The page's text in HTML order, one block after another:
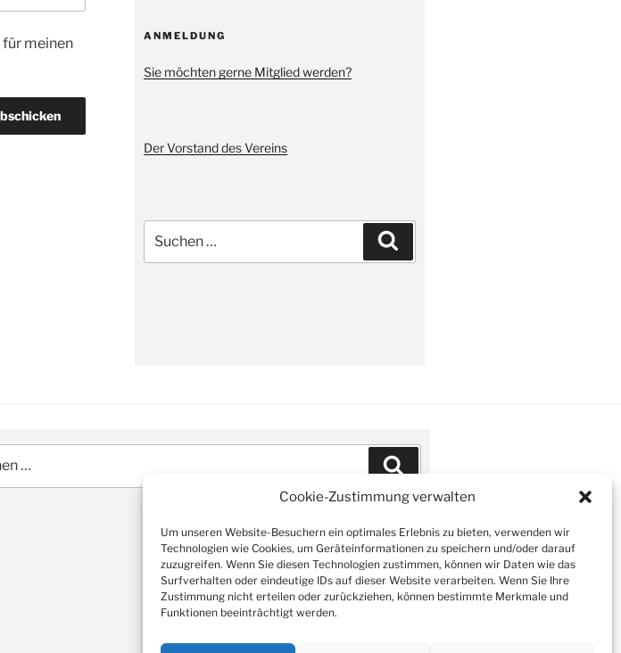
Cookie-Zustimmung verwalten
Um unseren Website-Besuchern ein optimales Erlebnis zu bieten, verwenden wir
Technologien wie Cookies, um Geräteinformationen zu speichern und/oder darauf
zuzugreifen. Wenn Sie diesen Technologien zustimmen, können wir Daten wie das
Surfverhalten oder eindeutige IDs auf dieser Website verarbeiten. Wenn Sie Ihre
Zustimmung nicht erteilen oder zurückziehen, können bestimmte Merkmale und
Funktionen beeinträchtigt werden.
meinen
ANMELDUNG
Sie möchten gerne Mitglied werden?
Der Vorstand des Vereins
nach: